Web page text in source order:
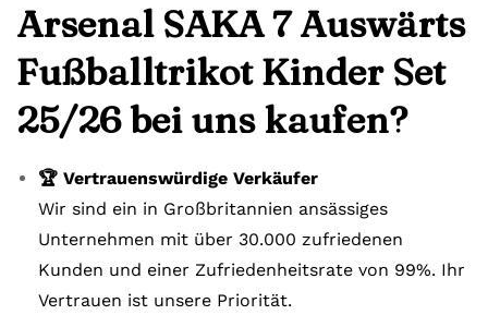
Arsenal SAKA 7 Auswärts
Fußballtrikot Kinder Set
25/26 bei uns kaufen?
🏆 Vertrauenswürdige Verkäufer
Wir sind ein in Großbritannien ansässiges
Unternehmen mit über 30.000 zufriedenen
Kunden und einer Zufriedenheitsrate von 99%. Ihr
Vertrauen ist unsere Priorität.